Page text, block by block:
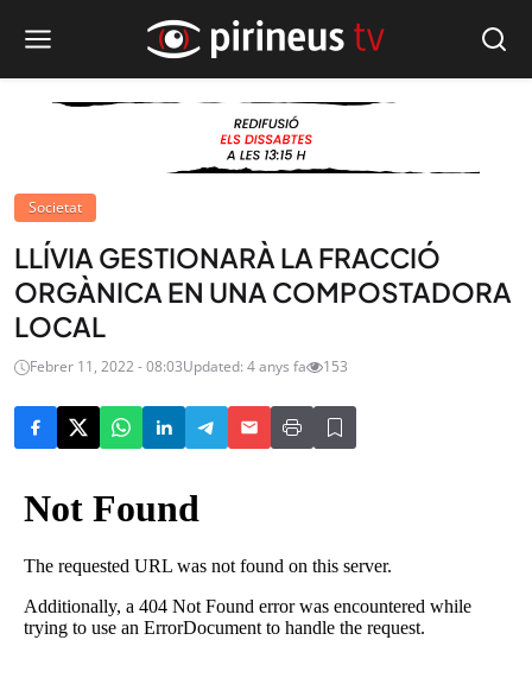
Societat
LLÍVIA GESTIONARÀ LA FRACCIÓ
ORGÀNICA EN UNA COMPOSTADORA
LOCAL
Febrer 11, 2022 - 08:03Updated: 4 anys fa 153